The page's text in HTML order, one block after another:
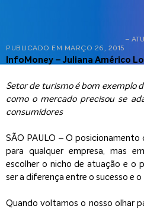
PUBLICADO EM MARÇO 26, 2015
–
InfoMoney – Juliana Américo
Setor de turismo é bom exemplo
como o mercado precisou se
consumidores
SÃO PAULO – O posicionamento
para qualquer empresa, mas
escolher o nicho de atuação e o
ser a diferença entre o sucesso e
Quando voltamos o nosso olhar